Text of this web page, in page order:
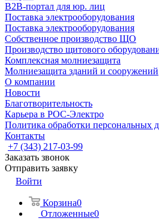
B2B-портал для юр. лиц
Поставка электрооборудования
Поставка электрооборудования
Собственное производство ЩО
Производство щитового
Комплексная молниезащита
Молниезащита зданий и сооружений
О компании
Новости
Благотворительность
Карьера в РОС-Электро
Политика обработки персональных
Контакты
+7 (343) 217-03-99
Заказать звонок
Отправить заявку
Войти
Корзина0
Отложенные0